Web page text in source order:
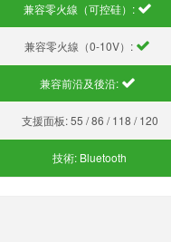
兼容零火線（可控硅）:
兼容零火線（0-10V）:
兼容前沿及後沿:
支援面板:55 / 86 / 118 / 120
技術: Bluetooth